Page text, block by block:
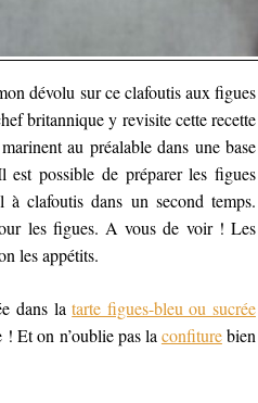
dévolu sur ce clafoutis aux figues
britannique y revisite cette recette
au préalable dans une base
possible de préparer les figues
clafoutis dans un second temps.
les figues. A vous de voir ! Les
les appétits.
dans latarte figues-bleu ou sucrée
Et on n’oublie pas la confiturebien